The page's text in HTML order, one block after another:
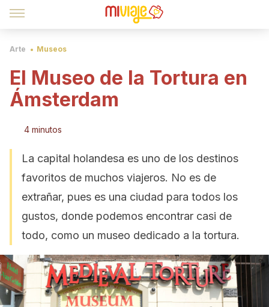
Arte Museos
El Museo de la Tortura en
Ámsterdam
4 minutos
La capital holandesa es uno de los destinos
favoritos de muchos viajeros. No es de
extrañar, pues es una ciudad para todos los
gustos, donde podemos encontrar casi de
todo, como un museo dedicado a la tortura.